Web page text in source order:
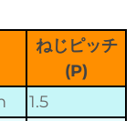
ねじピッチ
(P)
1.5